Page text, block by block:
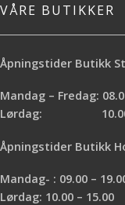
VÅRE BUTIKKER
Åpningstider Butikk
Mandag – Fredag:
Lørdag: 10.00
Åpningstider Butikk
Mandag- : 09.00 –
Lørdag: 10.00 – 15.00